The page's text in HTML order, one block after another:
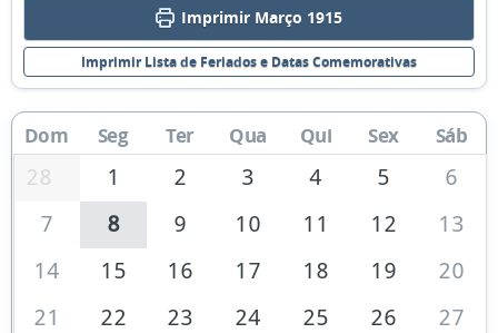
Imprimir Março 1915
Imprimir Lista de Feriados e Datas Comemorativas
Dom Seg Ter Qua Qui Sex Sáb
28 1 2 3 4 5
6
7
8 9 10 11 12
13
14
15 16 17 18 19
20
21
22 23 24 25 26
27